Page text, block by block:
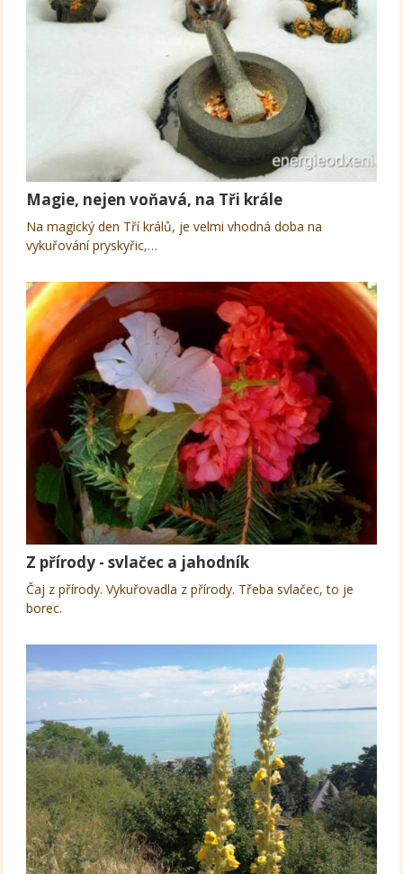
Magie, nejen voňavá, na Tři krále
Na magický den Tří králů, je velmi vhodná doba na
vykuřování pryskyřic,…
Z přírody - svlačec a jahodník
Čaj z přírody. Vykuřovadla z přírody. Třeba svlačec, to je
borec.